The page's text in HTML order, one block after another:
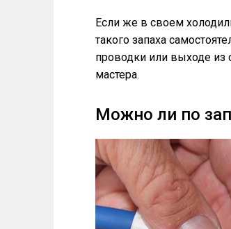
Если же в своем
такого запаха
проводки или выходе из
мастера.
Можно ли по